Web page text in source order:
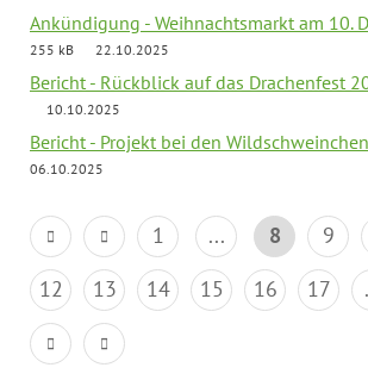
Ankündigung - Weihnachtsmarkt am 10.
255 kB
22.10.2025
Bericht - Rückblick auf das Drachenfest
10.10.2025
Bericht - Projekt bei den Wildschweinchen
06.10.2025
1 ... 8 9
12
13 14 15 16 17